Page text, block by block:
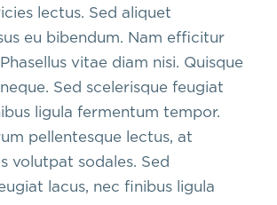
lectus. Sed aliquet
eu bibendum. Nam efficitur
vitae diam nisi. Quisque
Sed scelerisque feugiat
ligula fermentum tempor.
pellentesque lectus, at
volutpat sodales. Sed
lacus, nec finibus ligula